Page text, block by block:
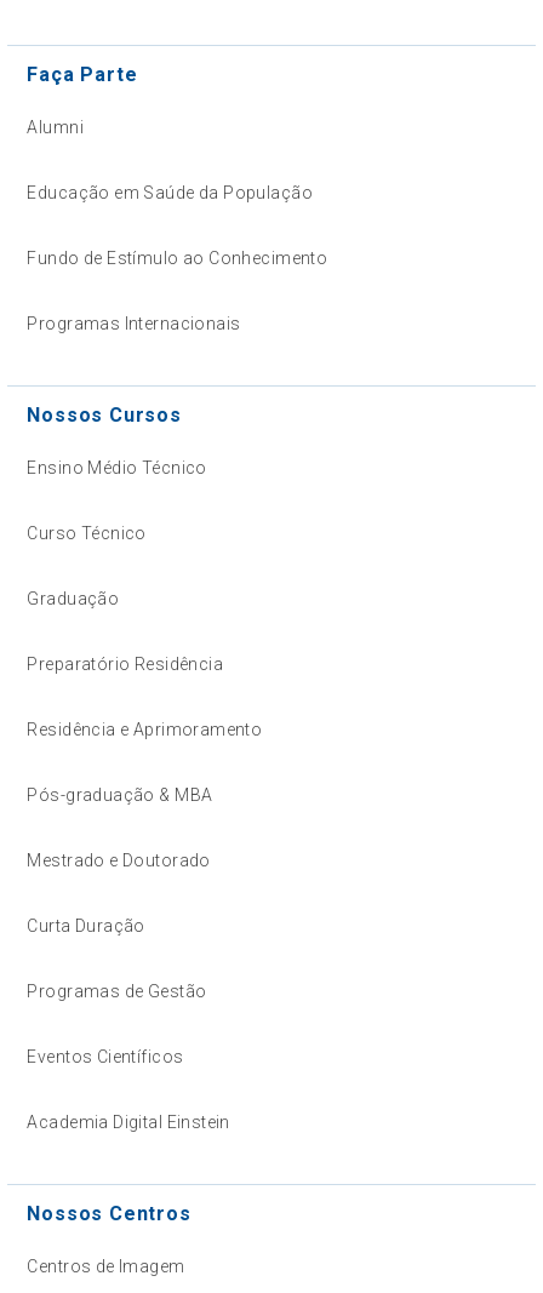
Faça Parte
Alumni
Educação em Saúde da População
Fundo de Estímulo ao Conhecimento
Programas Internacionais
Nossos Cursos
Ensino Médio Técnico
Curso Técnico
Graduação
Preparatório Residência
Residência e Aprimoramento
Pós-graduação & MBA
Mestrado e Doutorado
Curta Duração
Programas de Gestão
Eventos Científicos
Academia Digital Einstein
Nossos Centros
Centros de Imagem